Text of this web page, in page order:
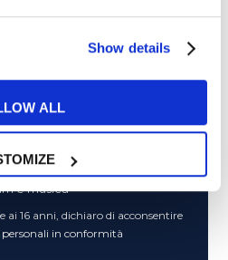
Show details
ALLinglese
nel mondo del lavoro
lingua inglese
e musica
ai 16 anni, dichiaro di acconsentire
in conformità